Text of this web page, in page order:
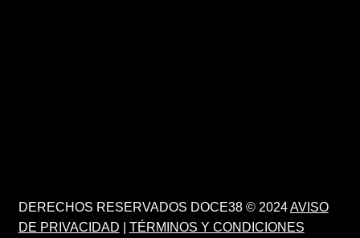
DERECHOS RESERVADOS DOCE38 © 2024AVISO
DE PRIVACIDAD
TÉRMINOS Y CONDICIONES